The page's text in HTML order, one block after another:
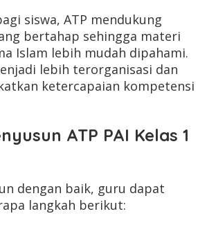
siswa, ATP mendukung
bertahap sehingga materi
Islam lebih mudah dipahami.
lebih terorganisasi dan
ketercapaian kompetensi
ATP PAI Kelas 1
dengan baik, guru dapat
langkah berikut: